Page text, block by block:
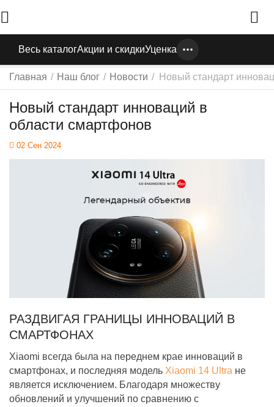
Весь каталогАкции и скидкиУценка
Главная / Наш блог / Новости / Новый стандарт
Новый стандарт инноваций в
области смартфонов
02 Сен 2024
РАЗДВИГАЯ ГРАНИЦЫ ИННОВАЦИЙ В
СМАРТФОНАХ
Xiaomi всегда была на переднем крае инноваций в
смартфонах, и последняя модель Xiaomi 14 Ultra не
является исключением. Благодаря множеству
обновлений и улучшений по сравнению с